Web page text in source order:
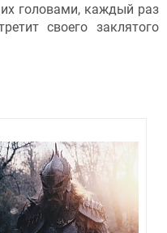
головами, каждый раз
своего заклятого